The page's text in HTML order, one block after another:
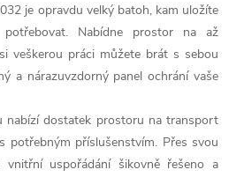
je opravdu velký batoh, kam uložíte
Nabídne prostor na až
veškerou práci můžete brát s sebou
a nárazuvzdorný panel ochrání vaše
nabízí dostatek prostoru na transport
potřebným příslušenstvím. Přes svou
uspořádání šikovně řešeno a